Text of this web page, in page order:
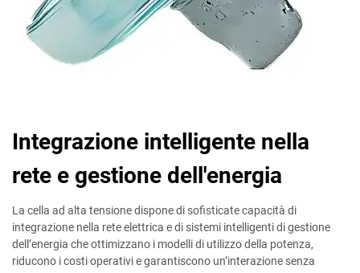
Integrazione intelligente nella
rete e gestione dell'energia
La cella ad alta tensione dispone di sofisticate capacità di
integrazione nella rete elettrica e di sistemi intelligenti di gestione
dell’energia che ottimizzano i modelli di utilizzo della potenza,
riducono i costi operativi e garantiscono un’interazione senza